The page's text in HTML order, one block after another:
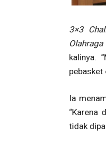
3×3
kalinya.
pebasket
Ia
“Karena
tidak